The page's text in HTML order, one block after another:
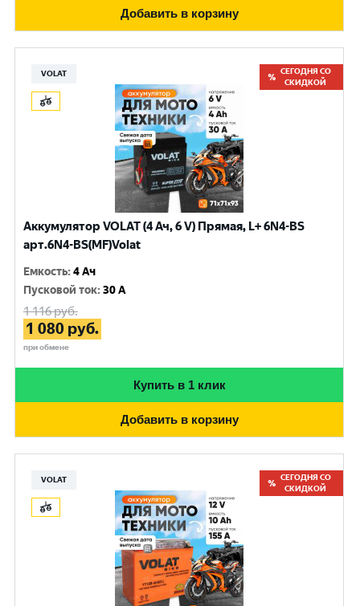
Добавить в корзину
VOLAT
СЕГОДНЯ СО
СКИДКОЙ
Аккумулятор VOLAT (4 Ач, 6 V) Прямая, L+ 6N4-BS
арт.6N4-BS(MF)Volat
Емкость:4 Ач
Пусковой ток:30 A
1 116руб.
1 080 руб.
при обмене
Купить в 1 клик
Добавить в корзину
VOLAT
СЕГОДНЯ СО
СКИДКОЙ